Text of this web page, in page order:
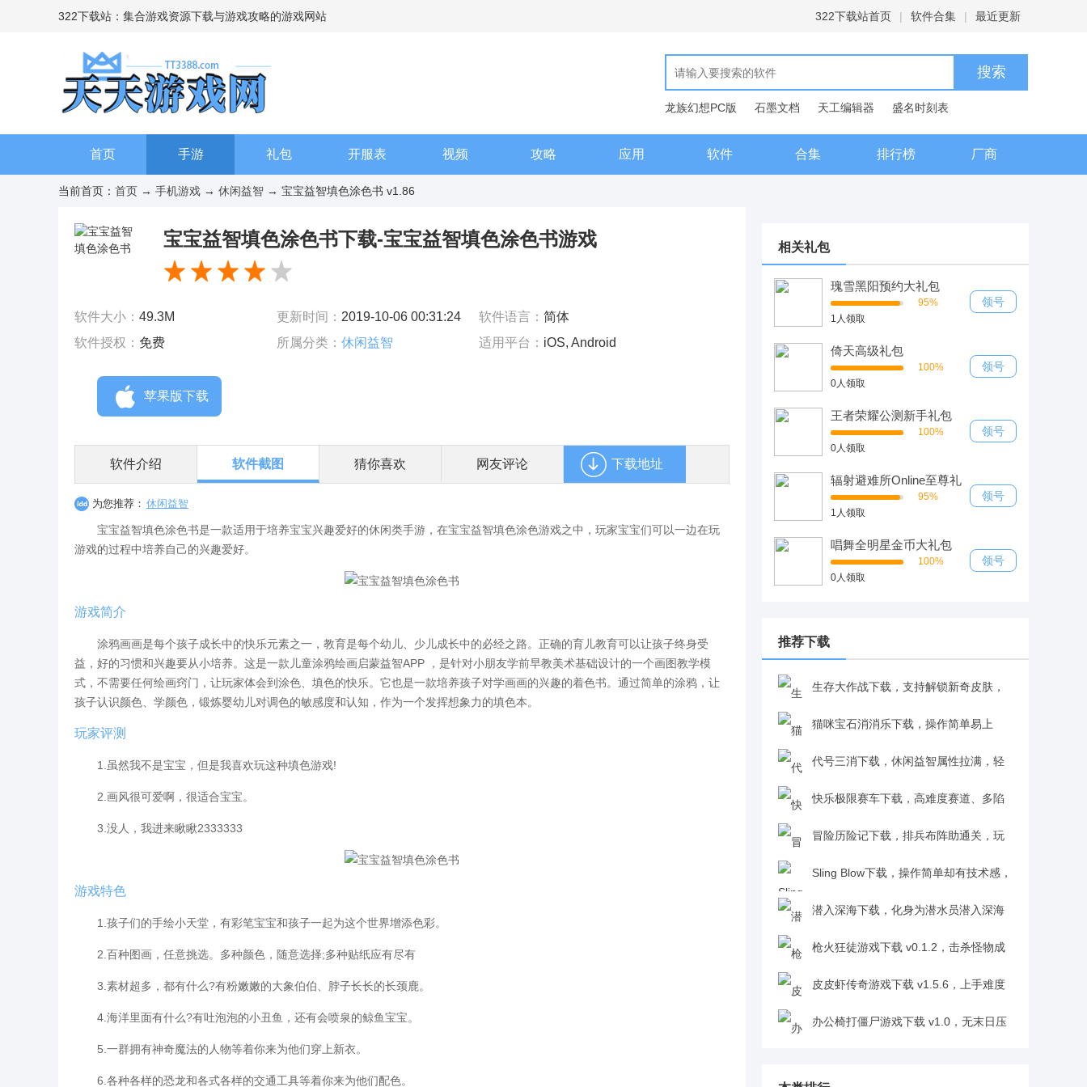
322下载站：集合游戏资源下载与游戏攻略的游戏网站 322下载站首页 | 软件合集 | 最近更新
龙族幻想PC版 石墨文档 天工编辑器
盛名时刻表
现代汉语词典
首页 手游 礼包 开服表 视频 攻略 应用 软件 合集 排行榜 厂商
当前首页： 首页 → 手机游戏 → 休闲益智 → 宝宝益智填色涂色书 v1.86
宝宝益智填色涂色书下载-宝宝益智填色涂色书游戏
下载 v1.86
v1.86
软件大小： 49.3M 更新时间： 2019-10-06 00:31:24 软件语言： 简体
软件授权： 免费 所属分类： 休闲益智 适用平台： iOS, Android
苹果版下载
软件介绍 软件截图 猜你喜欢 网友评论 下载地址
为您推荐： 休闲益智
宝宝益智填色涂色书是一款适用于培养宝宝兴趣爱好的休闲类手游，在宝宝益智填色涂色游戏之中，玩家宝宝们可以一边在玩
游戏的过程中培养自己的兴趣爱好。
游戏简介
涂鸦画画是每个孩子成长中的快乐元素之一，教育是每个幼儿、少儿成长中的必经之路。正确的育儿教育可以让孩子终身受
益，好的习惯和兴趣要从小培养。这是一款儿童涂鸦绘画启蒙益智APP ，是针对小朋友学前早教美术基础设计的一个画图教学模
式，不需要任何绘画窍门，让玩家体会到涂色、填色的快乐。它也是一款培养孩子对学画画的兴趣的着色书。通过简单的涂鸦，让
孩子认识颜色、学颜色，锻炼婴幼儿对调色的敏感度和认知，作为一个发挥想象力的填色本。
玩家评测
1.虽然我不是宝宝，但是我喜欢玩这种填色游戏!
2.画风很可爱啊，很适合宝宝。
3.没人，我进来瞅瞅2333333
游戏特色
1.孩子们的手绘小天堂，有彩笔宝宝和孩子一起为这个世界增添色彩。
2.百种图画，任意挑选。多种颜色，随意选择;多种贴纸应有尽有
3.素材超多，都有什么?有粉嫩嫩的大象伯伯、脖子长长的长颈鹿。
4.海洋里面有什么?有吐泡泡的小丑鱼，还有会喷泉的鲸鱼宝宝。
5.一群拥有神奇魔法的人物等着你来为他们穿上新衣。
6.各种各样的恐龙和各式各样的交通工具等着你来为他们配色。
相关礼包
瑰雪黑阳预约大礼包
95%
1人领取
领号
倚天高级礼包
100%
0人领取
领号
王者荣耀公测新手礼包
100%
0人领取
领号
辐射避难所Online至尊礼
包
95%
1人领取
领号
唱舞全明星金币大礼包
100%
0人领取
领号
推荐下载
生存大作战下载，支持解锁新奇皮肤，
卡通吃鸡体验更有趣v1.0.1
猫咪宝石消消乐下载，操作简单易上
手，无氪金无广告，老少皆宜超良心1.0.0
代号三消下载，休闲益智属性拉满，轻
松体验战斗乐趣，萌系玩家必玩v0.53
快乐极限赛车下载，高难度赛道、多陷
阱，刺激挑战超上头v1.0
冒险历险记下载，排兵布阵助通关，玩
着有简单的快乐v1.0.0
Sling Blow下载，操作简单却有技术感，
老少皆宜超易上手v1.0.1
潜入深海下载，化身为潜水员潜入深海
探秘密，过程需谨慎避危险v1.0.0
枪火狂徒游戏下载 v0.1.2，击杀怪物成
长实力，探索数据世界终极秘密v0.1.2
皮皮虾传奇游戏下载 v1.5.6，上手难度
低，扮演养殖大户养神兽发家v1.5.6
办公椅打僵尸游戏下载 v1.0，无末日压